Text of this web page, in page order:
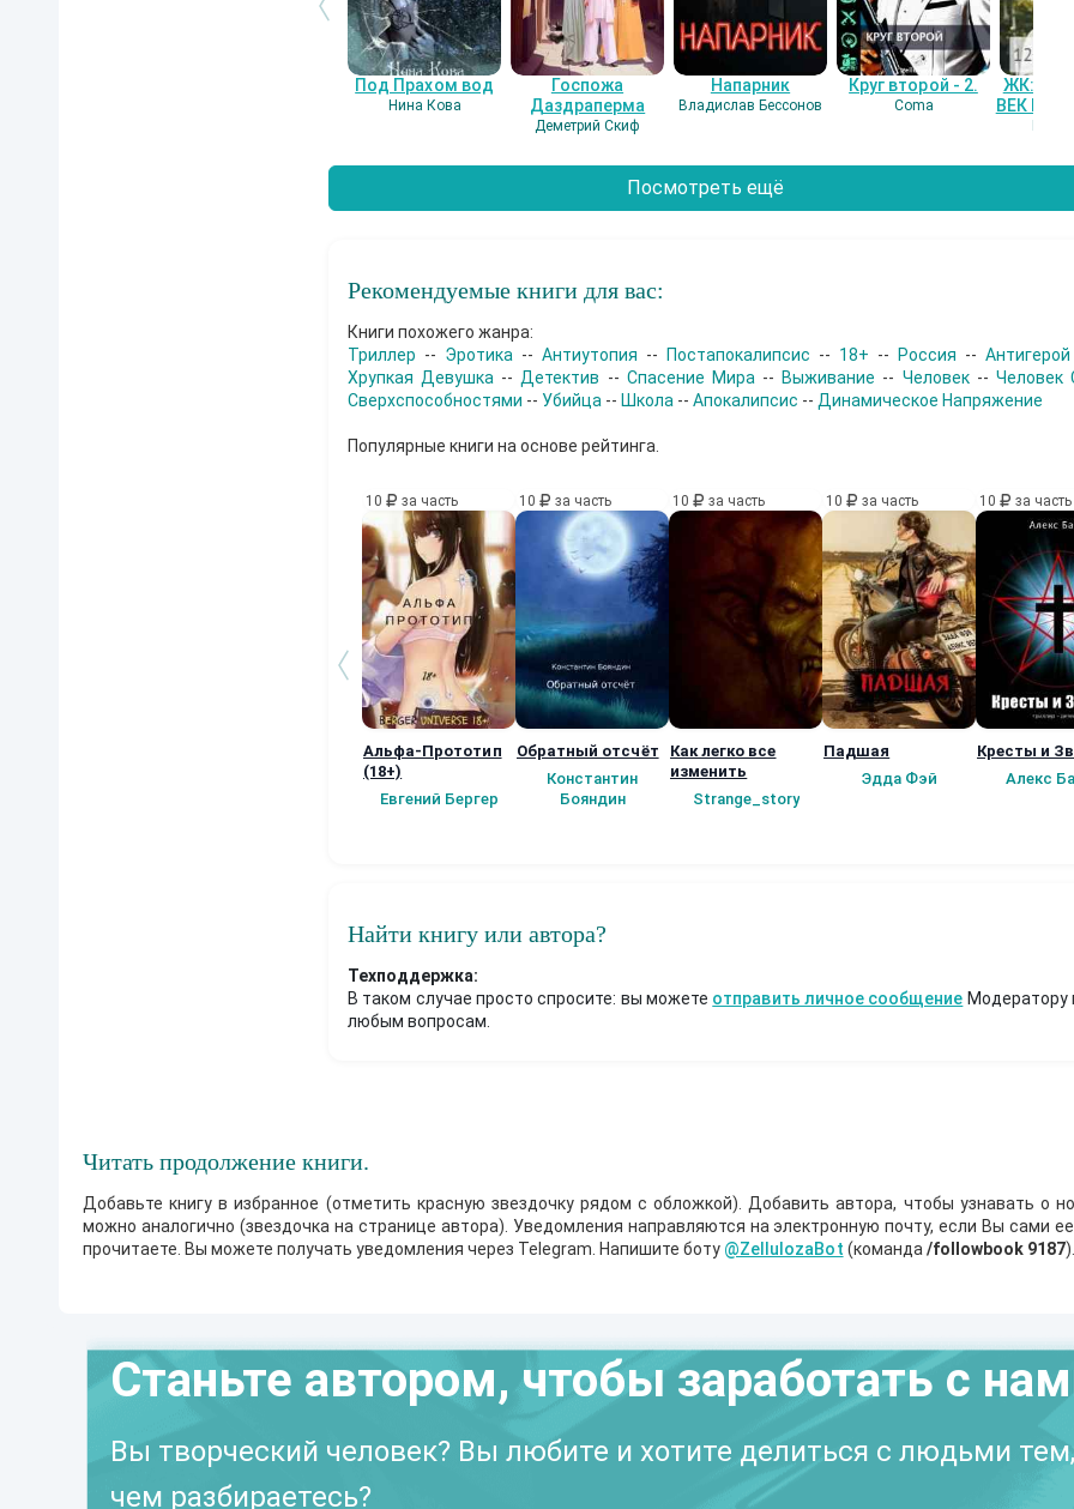
Под Прахом вод
Нина Кова
Госпожа
Даздраперма
Деметрий Скиф
Напарник
Владислав Бессонов
Круг второй - 2.
Coma
ЖК:
ВЕК
Гость-
Посмотреть ещё
Рекомендуемые книги для вас:
Книги похожего жанра:
Триллер -- Эротика -- Антиутопия -- Постапокалипсис -- 18+ -- Россия -- Антигерой
Хрупкая Девушка -- Детектив -- Спасение Мира --Выживание -- Человек-- Человек
Сверхспособностями -- Убийца -- Школа -- Апокалипсис -- Динамическое Напряжение
Популярные книги на основе рейтинга.
10 за часть
Альфа-Прототип
(18+)
Евгений Бергер
10 за часть
Обратный отсчёт
Константин
Бояндин
10 за часть
Как легко все
изменить
Strange_story
10 за часть
Падшая
Эдда Фэй
10 за часть
Кресты и
Алекс
Найти книгу или автора?
Техподдержка:
В таком случае просто спросите: вы можете отправить личное сообщение Модератору
любым вопросам.
Читать продолжение книги.
Добавьте книгу в избранное (отметить красную звездочку рядом с обложкой). Добавить автора, чтобы узнавать о
можно аналогично (звездочка на странице автора). Уведомления направляются на электронную почту, если Вы сами
прочитаете. Вы можете получать уведомления через Telegram. Напишите боту @ZellulozaBot (команда /followbook 9187).
Станьте автором, чтобы заработать с
Вы творческий человек? Вы любите и хотите делиться с людьми
чем разбираетесь?